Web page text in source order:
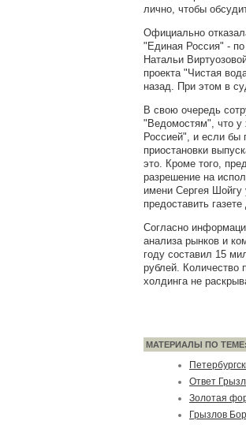
лично, чтобы
Официально
"Единая Россия" -
Натальи
проекта "Чистая
назад. При этом в
В свою очередь
"Ведомостям", что у
Россией", и если бы
приостановки
это. Кроме того,
разрешение на
имени Сергея Шойгу
предоставить
Согласно
анализа рынков и
году составил 15
рублей. Количество
холдинга не
МАТЕРИАЛЫ ПО ТЕМЕ:
Ответ
Золотая
Грызлов